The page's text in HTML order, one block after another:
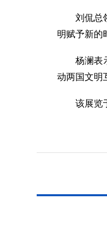
刘侃总
明赋予新的
杨澜表
动两国文明
该展览